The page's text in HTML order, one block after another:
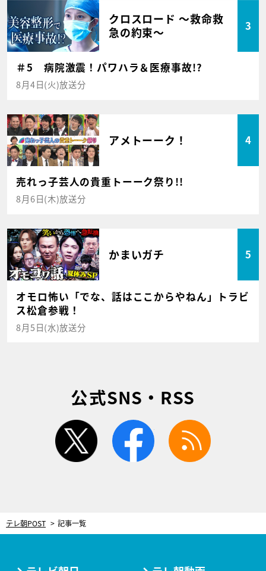
クロスロード ～救命救
急の約束～
3
＃5 病院激震！パワハラ＆医療事故!?
8月4日(火)放送分
アメトーーク！ 4
売れっ子芸人の貴重トーーク祭り!!
8月6日(木)放送分
かまいガチ 5
オモロ怖い「でな、話はここからやねん」トラビ
ス松倉参戦！
8月5日(水)放送分
公式SNS・RSS
twitter facebook
テレ朝POST 記事一覧